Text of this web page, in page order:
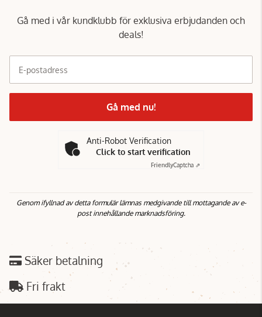
Gå med i vår kundklubb för exklusiva erbjudanden och
deals!
E-postadress
Gå med nu!
Anti-Robot Verification
Click to start verification
FriendlyCaptcha ⇗
Genom ifyllnad av detta formulär lämnas medgivande till mottagande av e-
post innehållande marknadsföring.
Säker betalning
Fri frakt